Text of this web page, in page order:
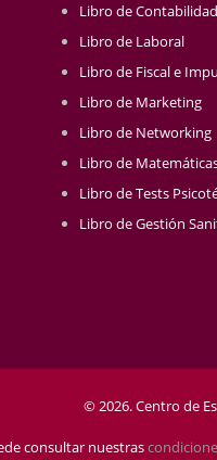
Libro de Contabilidad
Libro de Laboral
Libro de Fiscal e
Libro de Marketing
Libro de Networking
Libro de
Libro de Tests
Libro de Gestión
© 2026. Centro de
consultar nuestras